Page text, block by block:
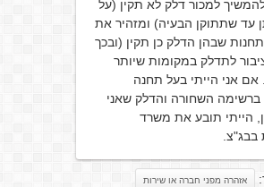
למכור דלק לא תקין (על
עד שתתוקן הבעיה) ומזהיר את
שבהן הדלק כן תקין (ובכך
לתדלק במקומות שיותר
אם אני הייתי בעל תחנה
השחורה והדלק שאני
הייתי תובע את משרד
בבג"צ.
אזהרה מפני חברה או שירות